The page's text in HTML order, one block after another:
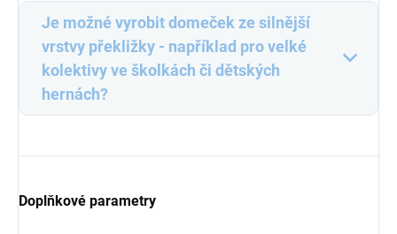
Je možné vyrobit domeček ze silnější
vrstvy překližky - například pro velké
kolektivy ve školkách či dětských
hernách?
Doplňkové parametry